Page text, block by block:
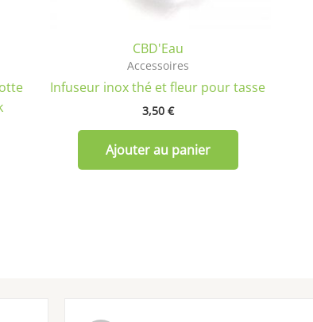
CBD'Eau
Accessoires
Infuseur inox thé et fleur pour tasse
3,50 €
Ajouter au panier